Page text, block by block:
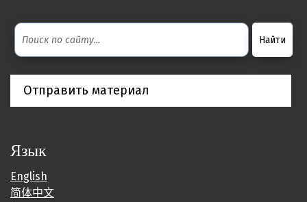
Отправить материал
Язык
English
简体中文